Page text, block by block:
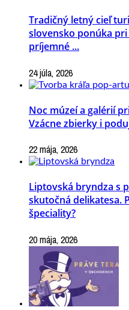
Tradičný letný cieľ
slovensko ponúka
príjemné ...
24 júla, 2026
Noc múzeí a galérií
Vzácne zbierky i
22 mája, 2026
Liptovská bryndza s
skutočná delikatesa.
špeciality?
20 mája, 2026